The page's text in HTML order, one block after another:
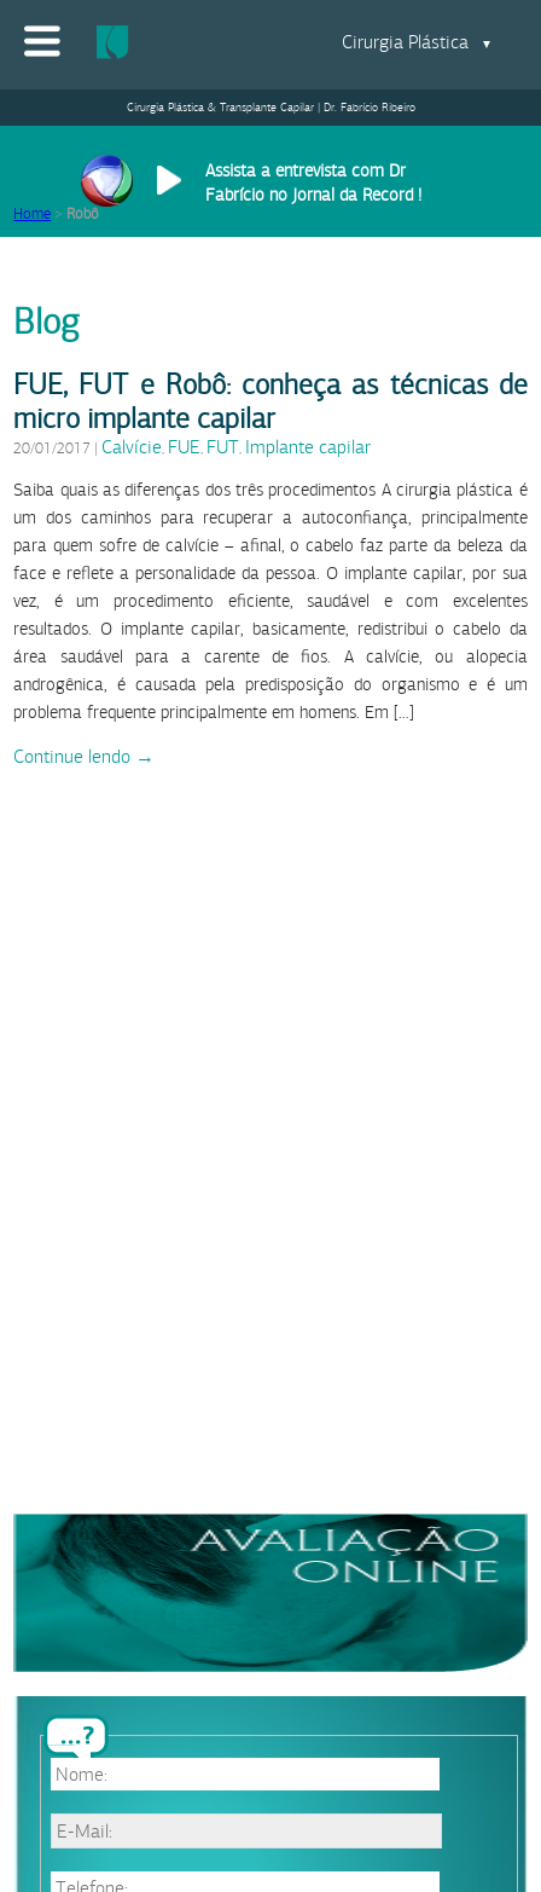
Cirurgia Plástica ▼
Cirurgia Plástica & Transplante Capilar | Dr. Fabrício Ribeiro
Assista a entrevista com Dr
Fabrício no Jornal da Record !
Home > Robô
Blog
FUE, FUT e Robô: conheça as técnicas de
micro implante capilar
20/01/2017 | Calvície, FUE, FUT, Implante capilar
Saiba quais as diferenças dos três procedimentos A cirurgia plástica é
um dos caminhos para recuperar a autoconfiança, principalmente
para quem sofre de calvície – afinal, o cabelo faz parte da beleza da
face e reflete a personalidade da pessoa. O implante capilar, por sua
vez, é um procedimento eficiente, saudável e com excelentes
resultados. O implante capilar, basicamente, redistribui o cabelo da
área saudável para a carente de fios. A calvície, ou alopecia
androgênica, é causada pela predisposição do organismo e é um
problema frequente principalmente em homens. Em […]
Continue lendo →